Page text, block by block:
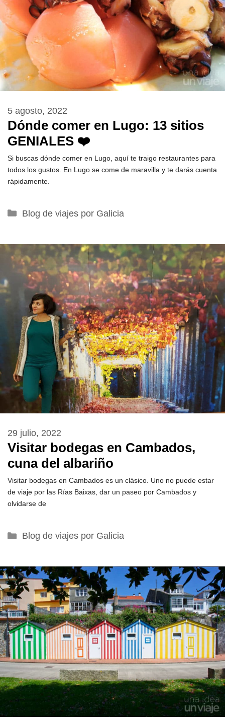
Dónde comer en Lugo: 13 sitios
GENIALES ❤️
5 agosto, 2022
Si buscas dónde comer en Lugo, aquí te traigo restaurantes para
todos los gustos. En Lugo se come de maravilla y te darás cuenta
rápidamente.
Categorías
Blog de viajes por Galicia
Visitar bodegas en Cambados,
cuna del albariño
29 julio, 2022
Visitar bodegas en Cambados es un clásico. Uno no puede estar
de viaje por las Rías Baixas, dar un paseo por Cambados y
olvidarse de
Categorías
Blog de viajes por Galicia